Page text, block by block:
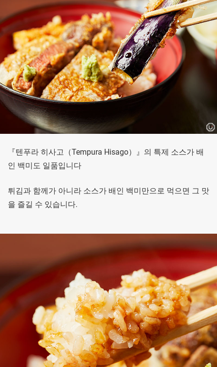
『텐푸라 히사고（Tempura Hisago）』의 특제 소스가 배
인 백미도 일품입니다
튀김과 함께가 아니라 소스가 배인 백미만으로 먹으면 그 맛
을 즐길 수 있습니다.